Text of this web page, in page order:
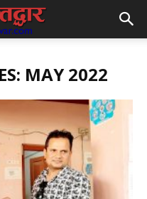
MAY 2022